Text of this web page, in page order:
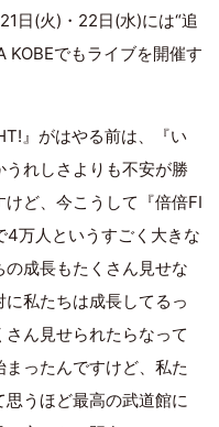
日(火)・22日(水)には“追
KOBEでもライブを開催す
』がはやる前は、『い
れしさよりも不安が勝
ど、今こうして『倍倍FI
万人というすごく大きな
成長もたくさん見せな
私たちは成長してるっ
ん見せられたらなって
ったんですけど、私た
うほど最高の武道館に